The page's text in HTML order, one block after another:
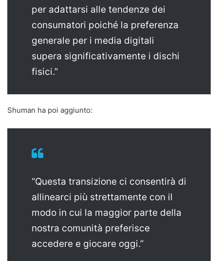
per adattarsi alle tendenze dei
consumatori poiché la preferenza
generale per i media digitali
supera significativamente i dischi
fisici.”
Shuman ha poi aggiunto:
“Questa transizione ci consentirà di
allinearci più strettamente con il
modo in cui la maggior parte della
nostra comunità preferisce
accedere e giocare oggi.”